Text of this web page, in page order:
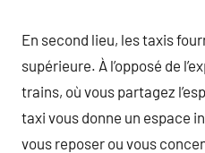
En second lieu, les taxis
supérieure. À l’opposé de
trains, où vous partagez
taxi vous donne un espace
vous reposer ou vous